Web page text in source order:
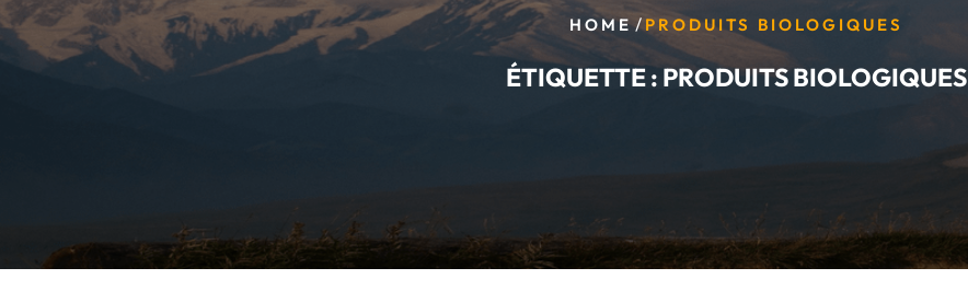
HOME/ PRODUITS BIOLOGIQUES
ÉTIQUETTE : PRODUITS BIOLOGIQUES